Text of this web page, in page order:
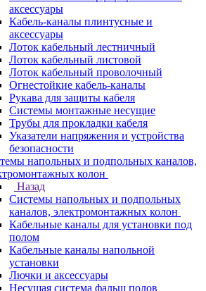
аксессуары
Кабель-каналы плинтусные и
аксессуары
Лоток кабельный лестничный
Лоток кабельный листовой
Лоток кабельный проволочный
Огнестойкие кабель-каналы
Рукава для защиты кабеля
Системы монтажные несущие
Трубы для прокладки кабеля
Указатели напряжения и устройства
безопасности
напольных и подпольных каналов,
колон
Назад
Системы напольных и подпольных
каналов, электромонтажных колон
Кабельные каналы для установки под
полом
Кабельные каналы напольной
установки
Лючки и аксессуары
Несущая система фальш полов